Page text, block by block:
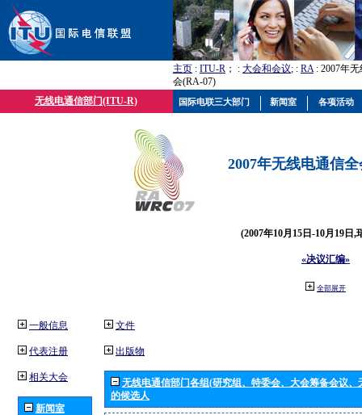
主页 : ITU-R ； : 大会和会议; : RA: 2007年
会(RA-07)
无线电通信部门(ITU-R)
2007年无线电通信
(2007年10月15日-10月19日,
«决议汇编»
全部展开
一般信息
代表注册
相关大会
新闻室
文件
出版物
无线电通信部门各组(研究组、特委会、大会筹备会议
的候选人
国际电联三大部门 新闻室 各项活动